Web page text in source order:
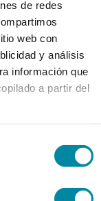
de redes
web con
y análisis
información que
a partir del